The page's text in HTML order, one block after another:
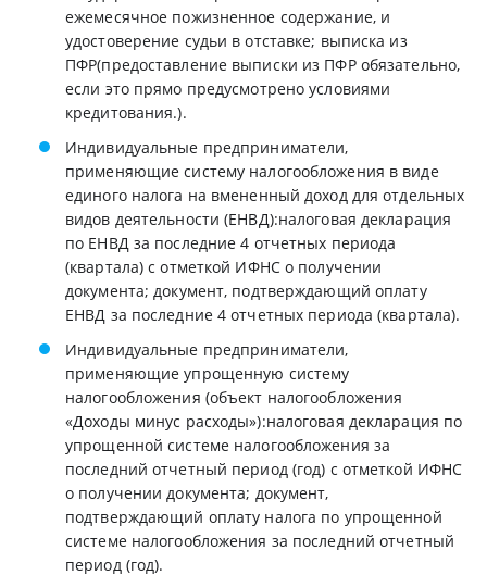
ежемесячное пожизненное содержание, и
удостоверение судьи в отставке; выписка из
ПФР(предоставление выписки из ПФР обязательно,
если это прямо предусмотрено условиями
кредитования.).
Индивидуальные предприниматели,
применяющие систему налогообложения в виде
единого налога на вмененный доход для отдельных
видов деятельности (ЕНВД):налоговая декларация
по ЕНВД за последние 4 отчетных периода
(квартала) с отметкой ИФНС о получении
документа; документ, подтверждающий оплату
ЕНВД за последние 4 отчетных периода (квартала).
Индивидуальные предприниматели,
применяющие упрощенную систему
налогообложения (объект налогообложения
«Доходы минус расходы»):налоговая декларация по
упрощенной системе налогообложения за
последний отчетный период (год) с отметкой ИФНС
о получении документа; документ,
подтверждающий оплату налога по упрощенной
системе налогообложения за последний отчетный
период (год).